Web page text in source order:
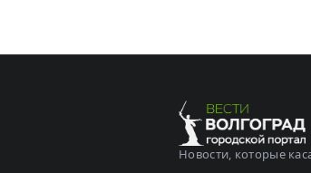
Новости, которые